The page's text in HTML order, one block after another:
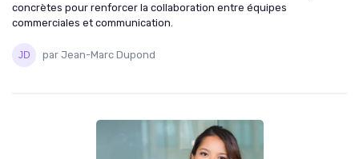
concrètes pour renforcer la collaboration entre équipes
commerciales et communication.
par Jean-Marc Dupond